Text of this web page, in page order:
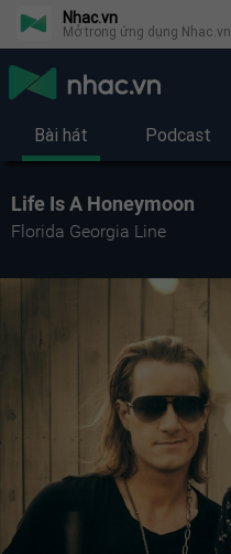
Nhac.vn
Mở trong ứng dụng Nhac.vn
Bài hát Podcast
Life Is A Honeymoon
Florida Georgia Line